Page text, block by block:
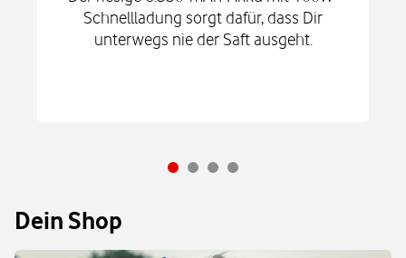
Schnellladung sorgt dafür, dass Dir
unterwegs nie der Saft ausgeht.
Dein Shop